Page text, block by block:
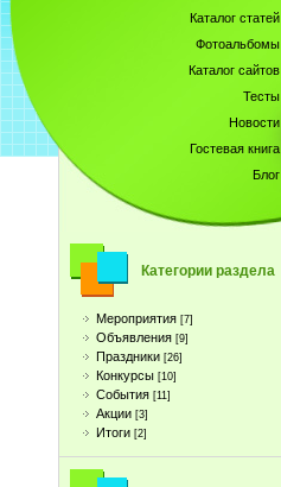
Каталог статей
Фотоальбомы
Каталог сайтов
Тесты
Новости
Гостевая книга
Блог
Категории раздела
Мероприятия [7]
Объявления [9]
Праздники [26]
Конкурсы [10]
События [11]
Акции [3]
Итоги [2]